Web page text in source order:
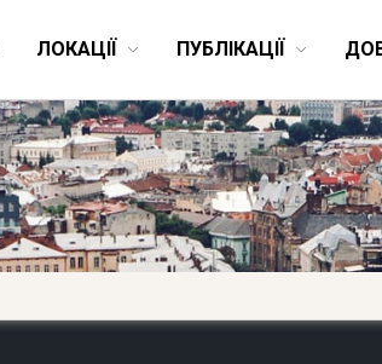
ЛОКАЦІЇ ПУБЛІКАЦІЇ